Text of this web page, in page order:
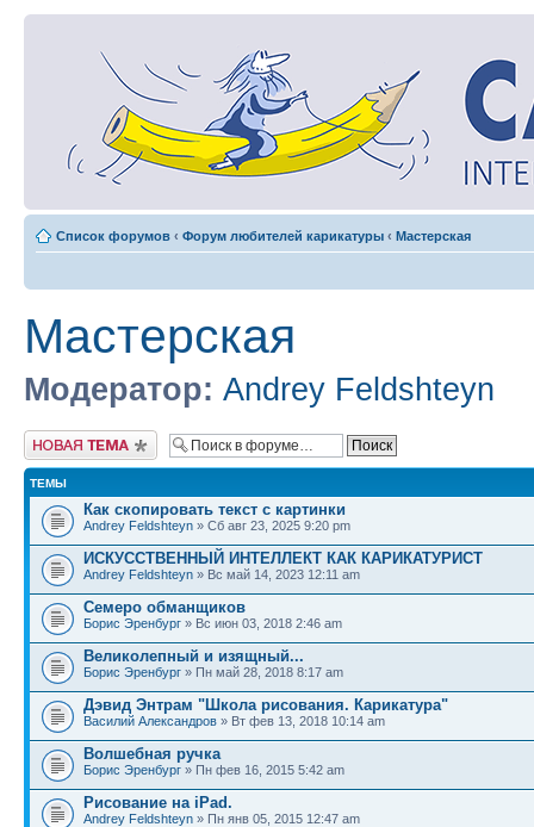
Список форумов ‹ Форум любителей карикатуры ‹ Мастерская
Мастерская
Модератор: Andrey Feldshteyn
Новая тема
ТЕМЫ
Как скопировать текст с картинки
Andrey Feldshteyn » Сб авг 23, 2025 9:20 pm
ИСКУССТВЕННЫЙ ИНТЕЛЛЕКТ КАК КАРИКАТУРИСТ
Andrey Feldshteyn » Вс май 14, 2023 12:11 am
Семеро обманщиков
Борис Эренбург » Вс июн 03, 2018 2:46 am
Великолепный и изящный...
Борис Эренбург » Пн май 28, 2018 8:17 am
Дэвид Энтрам "Школа рисования. Карикатура"
Василий Александров » Вт фев 13, 2018 10:14 am
Волшебная ручка
Борис Эренбург » Пн фев 16, 2015 5:42 am
Рисование на iPad.
Andrey Feldshteyn » Пн янв 05, 2015 12:47 am